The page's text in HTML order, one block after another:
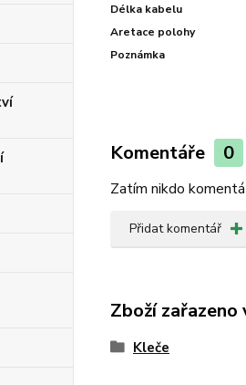
Délka kabelu
Aretace polohy
Poznámka
Komentáře 0
Zatím nikdo
Přidat komentář
Zboží
Kleče